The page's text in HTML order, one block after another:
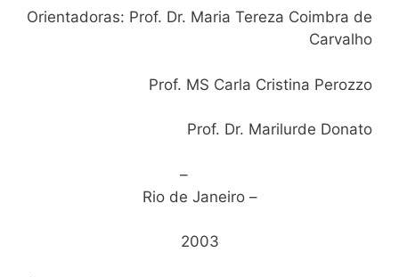
Orientadoras: Prof. Dr. Maria Tereza Coimbra de
Carvalho
Prof. MS Carla Cristina Perozzo
Prof. Dr. Marilurde Donato
–
Rio de Janeiro –
2003